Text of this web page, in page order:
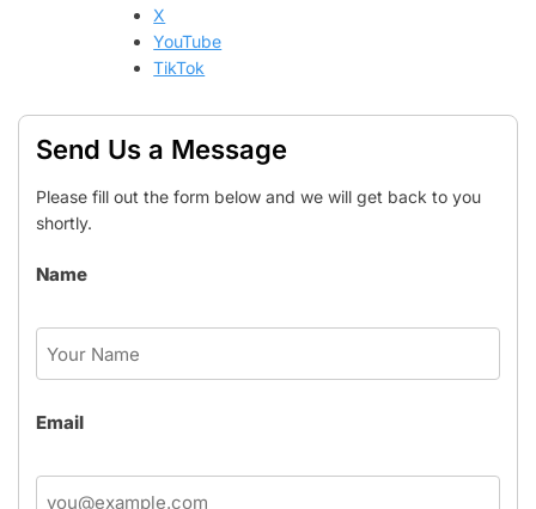
X
YouTube
TikTok
Send Us a Message
Please fill out the form below and we will get back to you
shortly.
Name
Email